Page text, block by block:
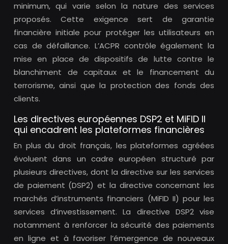
minimum, qui varie selon la nature des services
proposés. Cette exigence sert de garantie
financière initiale pour protéger les utilisateurs en
cas de défaillance. L’ACPR contrôle également la
mise en place de dispositifs de lutte contre le
blanchiment de capitaux et le financement du
terrorisme, ainsi que la protection des fonds des
clients.
Les directives européennes DSP2 et MiFID II
qui encadrent les plateformes financières
En plus du droit français, les plateformes agréées
évoluent dans un cadre européen structuré par
plusieurs directives, dont la directive sur les services
de paiement (DSP2) et la directive concernant les
marchés d’instruments financiers (MiFID II) pour les
services d’investissement. La directive DSP2 vise
notamment à renforcer la sécurité des paiements
en ligne et à favoriser l’émergence de nouveaux